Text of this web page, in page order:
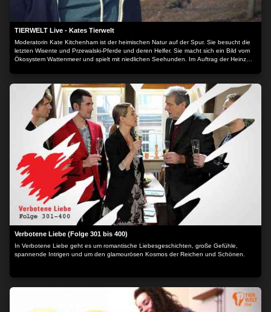
TIERWELT Live - Kates Tierwelt
Moderatorin Kate Kitchenham ist der heimischen Natur auf der Spur. Sie besucht die
letzten Wisente und Przewalski-Pferde und deren Helfer. Sie macht sich ein Bild vom
Ökosystem Wattenmeer und spielt mit niedlichen Seehunden. Im Auftrag der Heinz
Heimat - und derer, die sie schützen.
Verbotene Liebe (Folge 301 bis 400)
In Verbotene Liebe geht es um romantische Liebesgeschichten, große Gefühle,
spannende Intrigen und um den glamourösen Kosmos der Reichen und Schönen.